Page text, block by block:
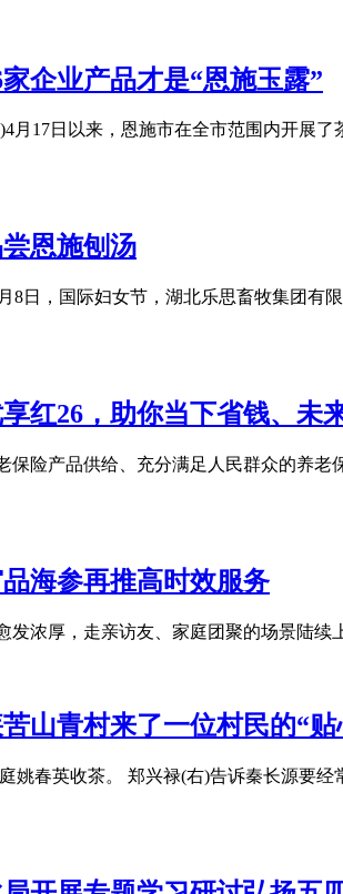
企业产品才是“恩施玉露”
月17日以来，恩施市在全市范围内开展
恩施刨汤
8日，国际妇女节，湖北乐思畜牧集团
红26，助你当下省钱、未
险产品供给、充分满足人民群众的养
海参再推高时效服务
浓厚，走亲访友、家庭团聚的场景陆
山青村来了一位村民的“贴
姚春英收茶。 郑兴禄(右)告诉秦长源要